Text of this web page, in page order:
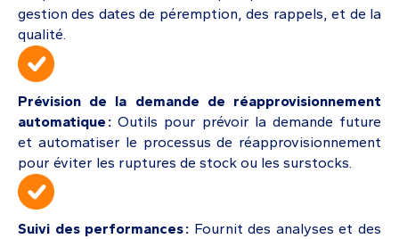
gestion des dates de péremption, des rappels, et de la
qualité.
Prévision de la demande de réapprovisionnement
automatique : Outils pour prévoir la demande future
et automatiser le processus de réapprovisionnement
pour éviter les ruptures de stock ou les surstocks.
Suivi des performances : Fournit des analyses et des